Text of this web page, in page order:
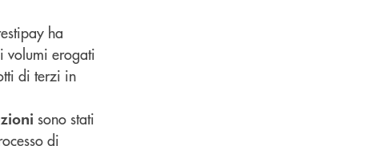
ha
volumi erogati
di terzi in
sono stati
di